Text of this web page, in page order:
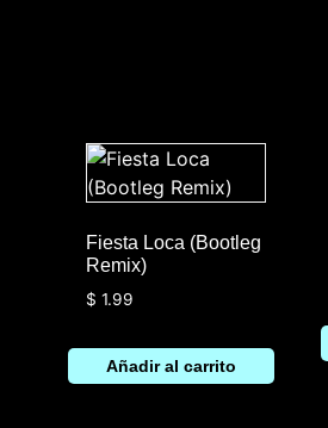
Fiesta Loca (Bootleg
Remix)
$ 1.99
Añadir al carrito